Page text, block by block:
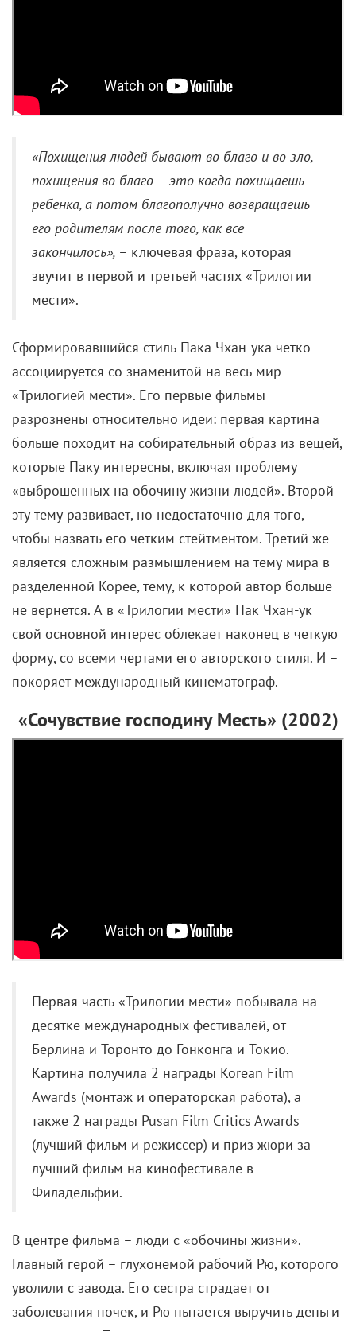
«Похищения людей бывают во благо и во зло,
похищения во благо – это когда похищаешь
ребенка, а потом благополучно возвращаешь
его родителям после того, как все
закончилось», – ключевая фраза, которая
звучит в первой и третьей частях «Трилогии
мести».
Сформировавшийся стиль Пака Чхан-ука четко
ассоциируется со знаменитой на весь мир
«Трилогией мести». Его первые фильмы
разрознены относительно идеи: первая картина
больше походит на собирательный образ из вещей,
которые Паку интересны, включая проблему
«выброшенных на обочину жизни людей». Второй
эту тему развивает, но недостаточно для того,
чтобы назвать его четким стейтментом. Третий же
является сложным размышлением на тему мира в
разделенной Корее, тему, к которой автор больше
не вернется. А в «Трилогии мести» Пак Чхан-ук
свой основной интерес облекает наконец в четкую
форму, со всеми чертами его авторского стиля. И –
покоряет международный кинематограф.
«Сочувствие господину Месть» (2002)
Первая часть «Трилогии мести» побывала на
десятке международных фестивалей, от
Берлина и Торонто до Гонконга и Токио.
Картина получила 2 награды Korean Film
Awards (монтаж и операторская работа), а
также 2 награды Pusan Film Critics Awards
(лучший фильм и режиссер) и приз жюри за
лучший фильм на кинофестивале в
Филадельфии.
В центре фильма – люди с «обочины жизни».
Главный герой – глухонемой рабочий Рю, которого
уволили с завода. Его сестра страдает от
заболевания почек, и Рю пытается выручить деньги